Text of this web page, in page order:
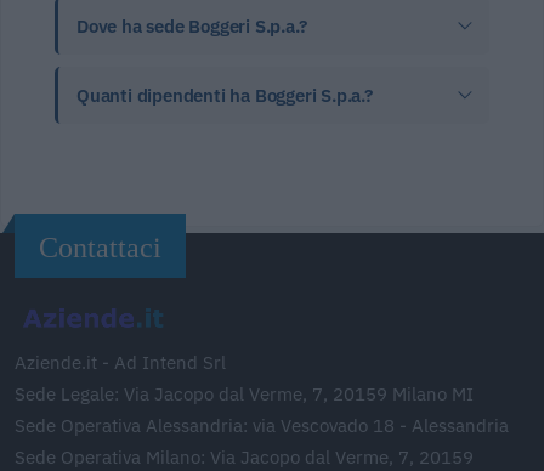
Dove ha sede Boggeri S.p.a.?
Quanti dipendenti ha Boggeri S.p.a.?
Contattaci
Aziende.it - Ad Intend Srl
Sede Legale: Via Jacopo dal Verme, 7, 20159 Milano MI
Sede Operativa Alessandria: via Vescovado 18 - Alessandria
Sede Operativa Milano: Via Jacopo dal Verme, 7, 20159